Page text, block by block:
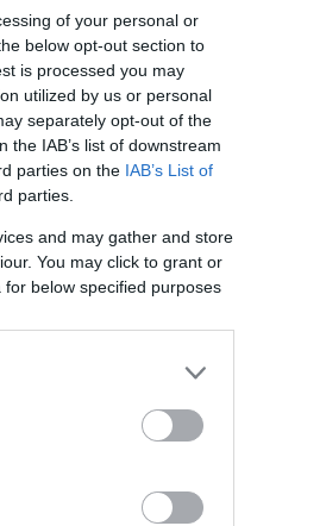
of your personal or
below opt-out section to
is processed you may
utilized by us or personal
separately opt-out of the
IAB’s list of downstream
parties on the IAB’s List of
parties.
and may gather and store
You may click to grant or
below specified purposes
a